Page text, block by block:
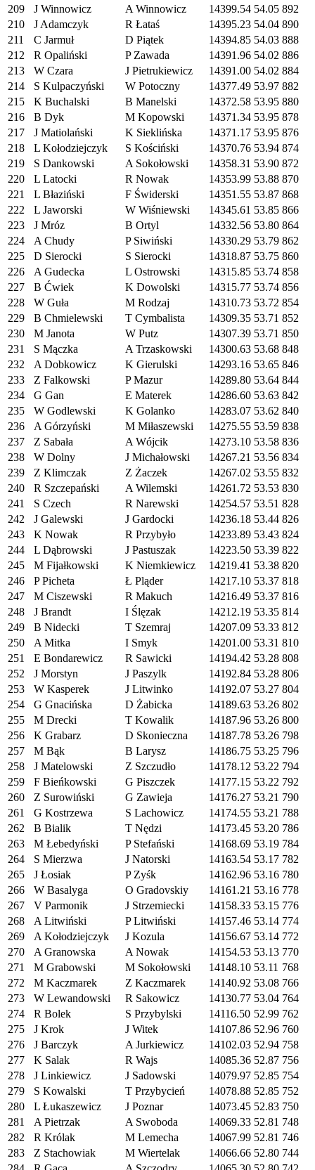
209
J Winnowicz A Winnowicz 14399.54 54.05 892
210
J Adamczyk R Łataś 14395.23 54.04 890
211
C Jarmuł D Piątek 14394.85 54.03 888
212
R Opaliński P Zawada 14391.96 54.02 886
213
W Czara J Pietrukiewicz 14391.00 54.02 884
214
S Kulpaczyński W Potoczny 14377.49 53.97 882
215
K Buchalski B Manelski 14372.58 53.95 880
216
B Dyk M Kopowski 14371.34 53.95 878
217
J Matiolański K Sieklińska 14371.17 53.95 876
218
L Kołodziejczyk S Kościński 14370.76 53.94 874
219
S Dankowski A Sokołowski 14358.31 53.90 872
220
L Latocki R Nowak 14353.99 53.88 870
221
L Błaziński F Świderski 14351.55 53.87 868
222
L Jaworski W Wiśniewski 14345.61 53.85 866
223
J Mróz B Ortyl 14332.56 53.80 864
224
A Chudy P Siwiński 14330.29 53.79 862
225
D Sierocki S Sierocki 14318.87 53.75 860
226
A Gudecka L Ostrowski 14315.85 53.74 858
227
B Ćwiek K Dowolski 14315.77 53.74 856
228
W Guła M Rodzaj 14310.73 53.72 854
229
B Chmielewski T Cymbalista 14309.35 53.71 852
230
M Janota W Putz 14307.39 53.71 850
231
S Mączka A Trzaskowski 14300.63 53.68 848
232
A Dobkowicz K Gierulski 14293.16 53.65 846
233
Z Falkowski P Mazur 14289.80 53.64 844
234
G Gan E Materek 14286.60 53.63 842
235
W Godlewski K Golanko 14283.07 53.62 840
236
A Górzyński M Miłaszewski 14275.55 53.59 838
237
Z Sabała A Wójcik 14273.10 53.58 836
238
W Dolny J Michałowski 14267.21 53.56 834
239
Z Klimczak Z Żaczek 14267.02 53.55 832
240
R Szczepański A Wilemski 14261.72 53.53 830
241
S Czech R Narewski 14254.57 53.51 828
242
J Galewski J Gardocki 14236.18 53.44 826
243
K Nowak R Przybyło 14233.89 53.43 824
244
L Dąbrowski J Pastuszak 14223.50 53.39 822
245
M Fijałkowski K Niemkiewicz 14219.41 53.38 820
246
P Picheta Ł Pląder 14217.10 53.37 818
247
M Ciszewski R Makuch 14216.49 53.37 816
248
J Brandt I Ślęzak 14212.19 53.35 814
249
B Nidecki T Szemraj 14207.09 53.33 812
250
A Mitka I Smyk 14201.00 53.31 810
251
E Bondarewicz R Sawicki 14194.42 53.28 808
252
J Morstyn J Paszylk 14192.84 53.28 806
253
W Kasperek J Litwinko 14192.07 53.27 804
254
G Gnacińska D Żabicka 14189.63 53.26 802
255
M Drecki T Kowalik 14187.96 53.26 800
256
K Grabarz D Skonieczna 14187.78 53.26 798
257
M Bąk B Larysz 14186.75 53.25 796
258
J Matelowski Z Szczudło 14178.12 53.22 794
259
F Bieńkowski G Piszczek 14177.15 53.22 792
260
Z Surowiński G Zawieja 14176.27 53.21 790
261
G Kostrzewa S Lachowicz 14174.55 53.21 788
262
B Bialik T Nędzi 14173.45 53.20 786
263
M Łebedyński P Stefański 14168.69 53.19 784
264
S Mierzwa J Natorski 14163.54 53.17 782
265
J Łosiak P Zyśk 14162.96 53.16 780
266
W Basalyga O Gradovskiy 14161.21 53.16 778
267
V Parmonik J Strzemiecki 14158.33 53.15 776
268
A Litwiński P Litwiński 14157.46 53.14 774
269
A Kołodziejczyk J Kozula 14156.67 53.14 772
270
A Granowska A Nowak 14154.53 53.13 770
271
M Grabowski M Sokołowski 14148.10 53.11 768
272
M Kaczmarek Z Kaczmarek 14140.92 53.08 766
273
W Lewandowski R Sakowicz 14130.77 53.04 764
274
R Bolek S Przybylski 14116.50 52.99 762
275
J Krok J Witek 14107.86 52.96 760
276
J Barczyk A Jurkiewicz 14102.03 52.94 758
277
K Salak R Wajs 14085.36 52.87 756
278
J Linkiewicz J Sadowski 14079.97 52.85 754
279
S Kowalski T Przybycień 14078.88 52.85 752
280
L Łukaszewicz J Poznar 14073.45 52.83 750
281
A Pietrzak A Swoboda 14069.33 52.81 748
282
R Królak M Lemecha 14067.99 52.81 746
283
Z Stachowiak M Wiertelak 14066.66 52.80 744